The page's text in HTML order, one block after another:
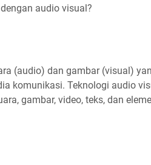
audio visual?
(audio) dan gambar (visual)
komunikasi. Teknologi audio
gambar, video, teks, dan